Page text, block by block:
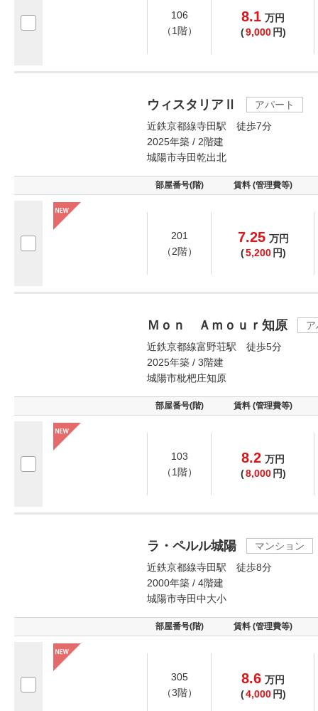
106
（1階）
8.1 万円
(9,000 円)
ウィスタリアⅡ
アパート
近鉄京都線寺田駅 徒歩7分
2025年築 / 2階建
城陽市寺田乾出北
部屋番号(階) 賃料 (管理費等)
201
（2階）
7.25 万円
(5,200 円)
Ｍｏｎ Ａｍｏｕｒ知原
近鉄京都線富野荘駅 徒歩5分
2025年築 / 3階建
城陽市枇杷庄知原
部屋番号(階) 賃料 (管理費等)
103
（1階）
8.2 万円
(8,000 円)
ラ・ペルル城陽
マンション
近鉄京都線寺田駅 徒歩8分
2000年築 / 4階建
城陽市寺田中大小
部屋番号(階) 賃料 (管理費等)
305
（3階）
8.6 万円
(4,000 円)